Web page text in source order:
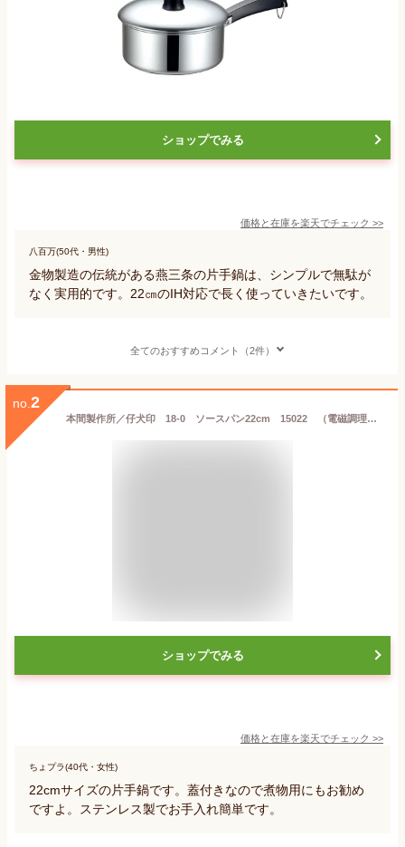
ショップでみる
価格と在庫を楽天でチェック >>
八百万(50代・男性)
金物製造の伝統がある燕三条の片手鍋は、シンプルで無駄が
なく実用的です。22㎝のIH対応で長く使っていきたいです。
全てのおすすめコメント（2件）
no. 2
本間製作所／仔犬印 18-0 ソースパン22cm 15022 （電磁調理器対応・IH対応・片手鍋・18-0ステンレス・SUS430・クロームステンレス鍋シリーズ・業務用）
ショップでみる
価格と在庫を楽天でチェック >>
ちょプラ(40代・女性)
22cmサイズの片手鍋です。蓋付きなので煮物用にもお勧め
ですよ。ステンレス製でお手入れ簡単です。